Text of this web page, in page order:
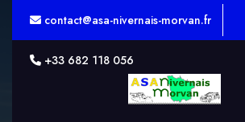
contact@asa-nivernais-morvan.fr
+33 682 118 056